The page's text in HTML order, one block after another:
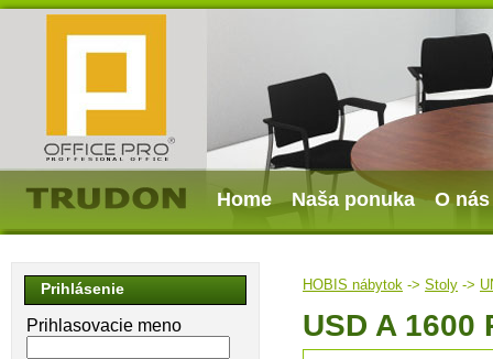
Home Naša ponuka O nás
HOBIS nábytok -> Stoly ->
USD A 1600
Prihlásenie
Prihlasovacie meno